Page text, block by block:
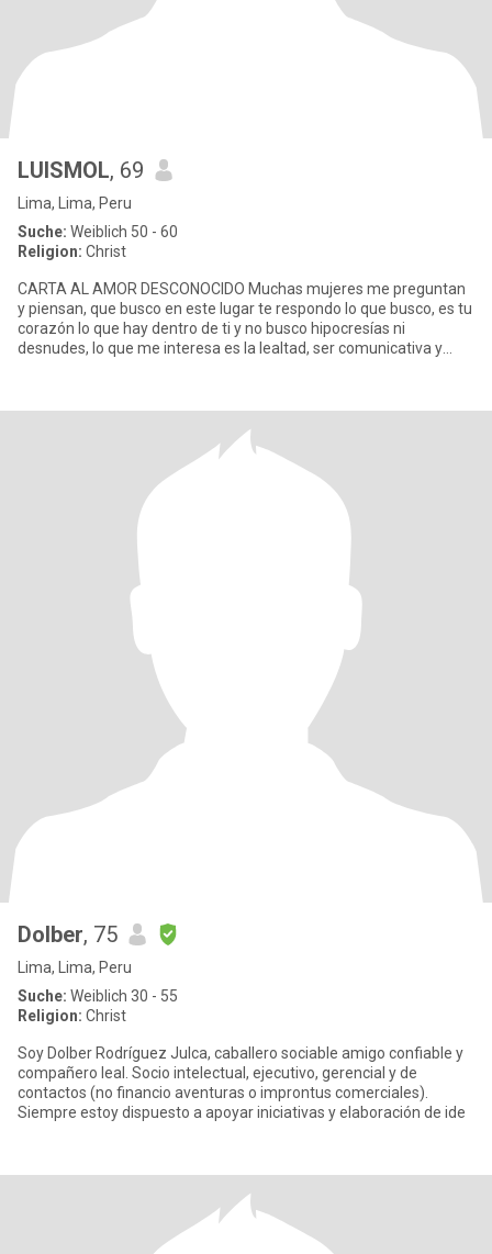
LUISMOL, 69
Lima, Lima, Peru
Suche: Weiblich 50 - 60
Religion: Christ
CARTA AL AMOR DESCONOCIDO Muchas mujeres me preguntan
y piensan, que busco en este lugar te respondo lo que busco, es tu
corazón lo que hay dentro de ti y no busco hipocresías ni
desnudes, lo que me interesa es la lealtad, ser comunicativa y
Dolber, 75
Lima, Lima, Peru
Suche: Weiblich 30 - 55
Religion: Christ
Soy Dolber Rodríguez Julca, caballero sociable amigo confiable y
compañero leal. Socio intelectual, ejecutivo, gerencial y de
contactos (no financio aventuras o improntus comerciales).
Siempre estoy dispuesto a apoyar iniciativas y elaboración de ide